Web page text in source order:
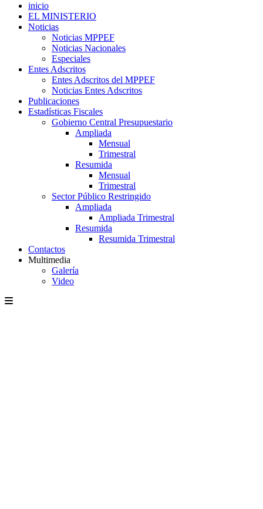
inicio
EL MINISTERIO
Noticias
Noticias MPPEF
Noticias Nacionales
Especiales
Entes Adscritos
Entes Adscritos del MPPEF
Noticias Entes Adscritos
Publicaciones
Estadísticas Fiscales
Gobierno Central Presupuestario
Ampliada
Mensual
Trimestral
Resumida
Mensual
Trimestral
Sector Público Restringido
Ampliada
Ampliada Trimestral
Resumida
Resumida Trimestral
Contactos
Multimedia
Galería
Video